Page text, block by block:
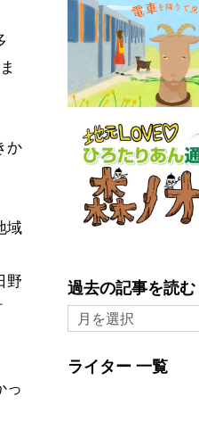
か
域
野
っ
過去の記事を読む
月を選択
ライター 一覧